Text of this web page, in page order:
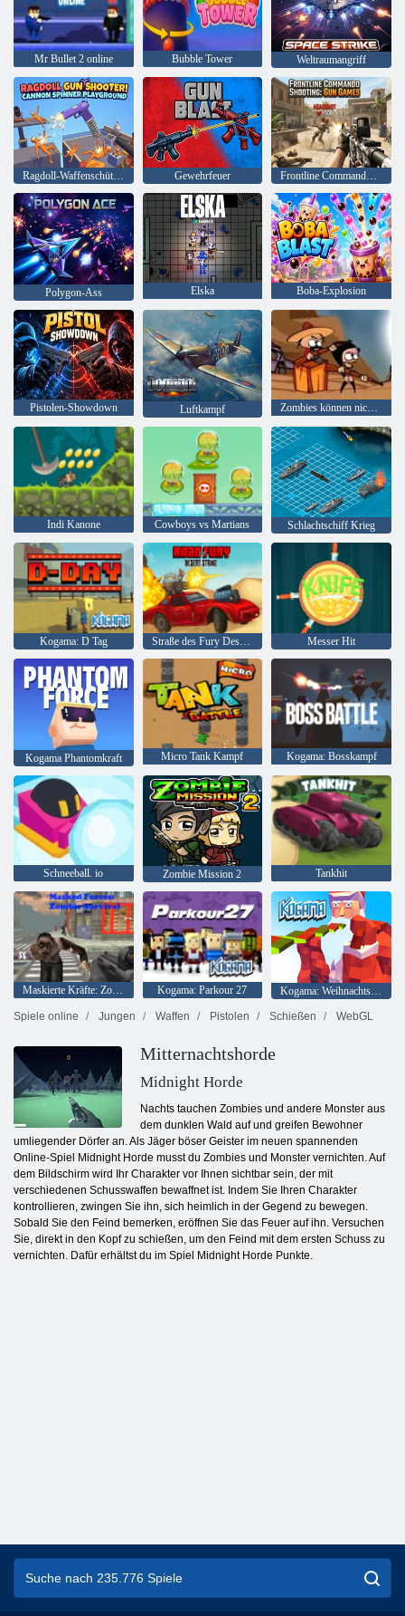
Mr Bullet 2 online Bubble Tower Weltraumangriff
Ragdoll-Waffenschütze! Kanonenspinnen-Spielplatz Gewehrfeuer Frontline Commando Shooting: Waffenspiele
Polygon-Ass Elska Boba-Explosion
Pistolen-Showdown Luftkampf Zombies können nicht springen
Indi Kanone Cowboys vs Martians Schlachtschiff Krieg
Kogama: D Tag Straße des Fury Desert Strike Messer Hit
Kogama Phantomkraft Micro Tank Kampf Kogama: Bosskampf
Schneeball. io Zombie Mission 2 Tankhit
Maskierte Kräfte: Zombie-Überleben Kogama: Parkour 27
Kogama: Weihnachtsparkour
Spiele online
Jungen Waffen Pistolen Schießen WebGL
Mitternachtshorde
Midnight Horde
Nachts tauchen Zombies und andere Monster aus
dem dunklen Wald auf und greifen Bewohner
umliegender Dörfer an. Als Jäger böser Geister im neuen spannenden
Online-Spiel Midnight Horde musst du Zombies und Monster vernichten. Auf
dem Bildschirm wird Ihr Charakter vor Ihnen sichtbar sein, der mit
verschiedenen Schusswaffen bewaffnet ist. Indem Sie Ihren Charakter
kontrollieren, zwingen Sie ihn, sich heimlich in der Gegend zu bewegen.
Sobald Sie den Feind bemerken, eröffnen Sie das Feuer auf ihn. Versuchen
Sie, direkt in den Kopf zu schießen, um den Feind mit dem ersten Schuss zu
vernichten. Dafür erhältst du im Spiel Midnight Horde Punkte.